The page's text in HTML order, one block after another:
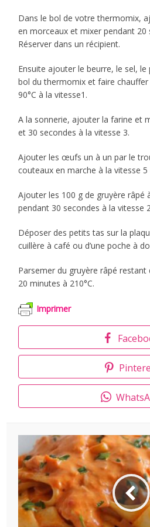
Dans le bol de votre thermomix,
en morceaux et mixer pendant 20
Réserver dans un récipient.
Ensuite ajouter le beurre, le sel, le
bol du thermomix et faire
90°C à la vitesse1.
A la sonnerie, ajouter la farine et
et 30 secondes à la vitesse 3.
Ajouter les œufs un à un par le
couteaux en marche à la vitesse
Ajouter les 100 g de gruyère râpé
pendant 30 secondes à la vitesse
Déposer des petits tas sur la
cuillère à café ou d’une poche à
Parsemer du gruyère râpé
20 minutes à 210°C.
Imprimer